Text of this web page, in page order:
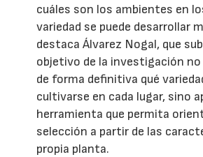
cuáles son los ambientes en
variedad se puede desarrollar
destaca Álvarez Nogal, que
objetivo de la investigación
de forma definitiva qué
cultivarse en cada lugar, sino
herramienta que permita
selección a partir de las
propia planta.